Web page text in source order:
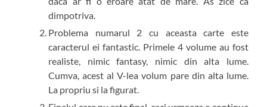
dimpotriva.
Problema numarul 2 cu aceasta carte este
caracterul ei fantastic. Primele 4 volume au fost
realiste, nimic fantasy, nimic din alta lume.
Cumva, acest al V-lea volum pare din alta lume.
La propriu si la figurat.